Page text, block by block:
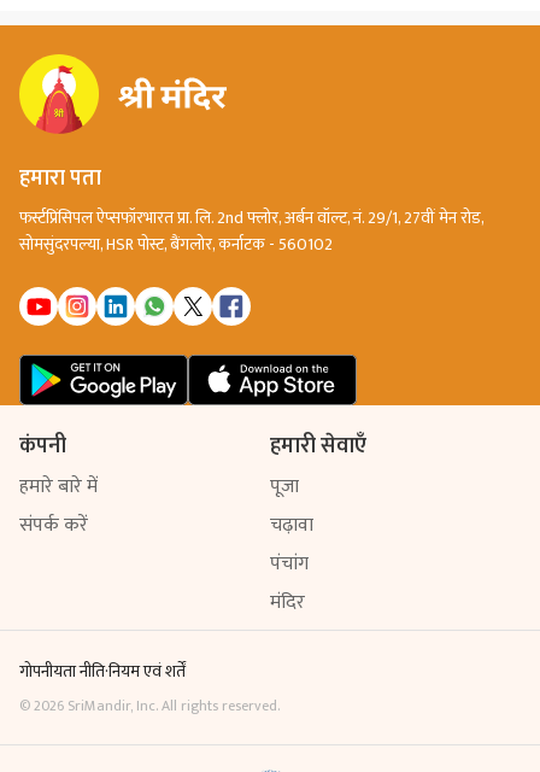
हमारा पता
फर्स्टप्रिंसिपल ऐप्सफॉरभारत प्रा. लि. 2nd फ्लोर, अर्बन वॉल्ट, नं. 29/1, 27वीं मेन रोड,
सोमसुंदरपल्या, HSR पोस्ट, बैंगलोर, कर्नाटक - 560102
कंपनी
हमारे बारे में
संपर्क करें
हमारी सेवाएँ
पूजा
चढ़ावा
पंचांग
मंदिर
गोपनीयता नीति·नियम एवं शर्तें
©2026 SriMandir, Inc. All rights reserved.